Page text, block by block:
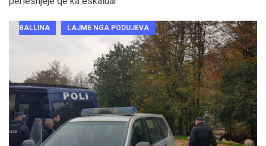
BALLINA LAJME NGA PODUJEVA